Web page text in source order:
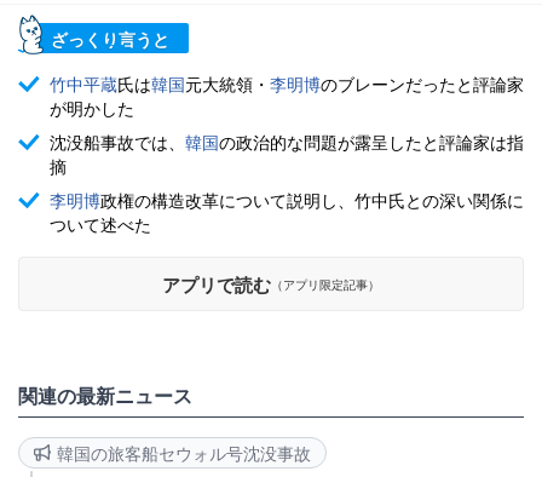
ざっくり言うと
竹中平蔵氏は韓国元大統領・ 李明博のブレーンだったと評論家
が明かした
沈没船事故では、 韓国の政治的な問題が露呈したと評論家は指
摘
李明博政権の構造改革について説明し、竹中氏との深い関係に
ついて述べた
アプリで読む （アプリ限定記事）
関連の最新ニュース
韓国の旅客船セウォル号沈没事故